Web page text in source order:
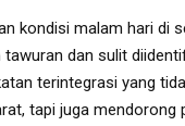
kondisi malam hari di
tawuran dan sulit
terintegrasi yang
tapi juga mendorong